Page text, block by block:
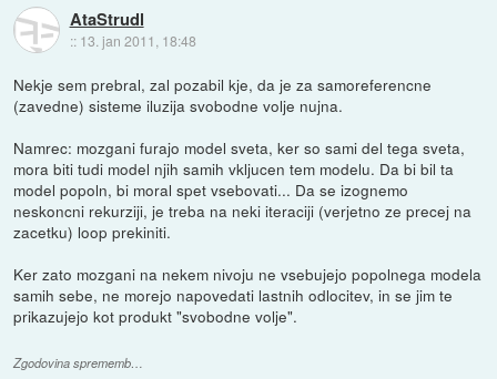
AtaStrudl
:: 13. jan 2011, 18:48
Nekje sem prebral, zal pozabil kje, da je za samoreferencne
(zavedne) sisteme iluzija svobodne volje nujna.
Namrec: mozgani furajo model sveta, ker so sami del tega sveta,
mora biti tudi model njih samih vkljucen tem modelu. Da bi bil ta
model popoln, bi moral spet vsebovati... Da se izognemo
neskoncni rekurziji, je treba na neki iteraciji (verjetno ze precej na
zacetku) loop prekiniti.
Ker zato mozgani na nekem nivoju ne vsebujejo popolnega modela
samih sebe, ne morejo napovedati lastnih odlocitev, in se jim te
prikazujejo kot produkt "svobodne volje".
Zgodovina sprememb…